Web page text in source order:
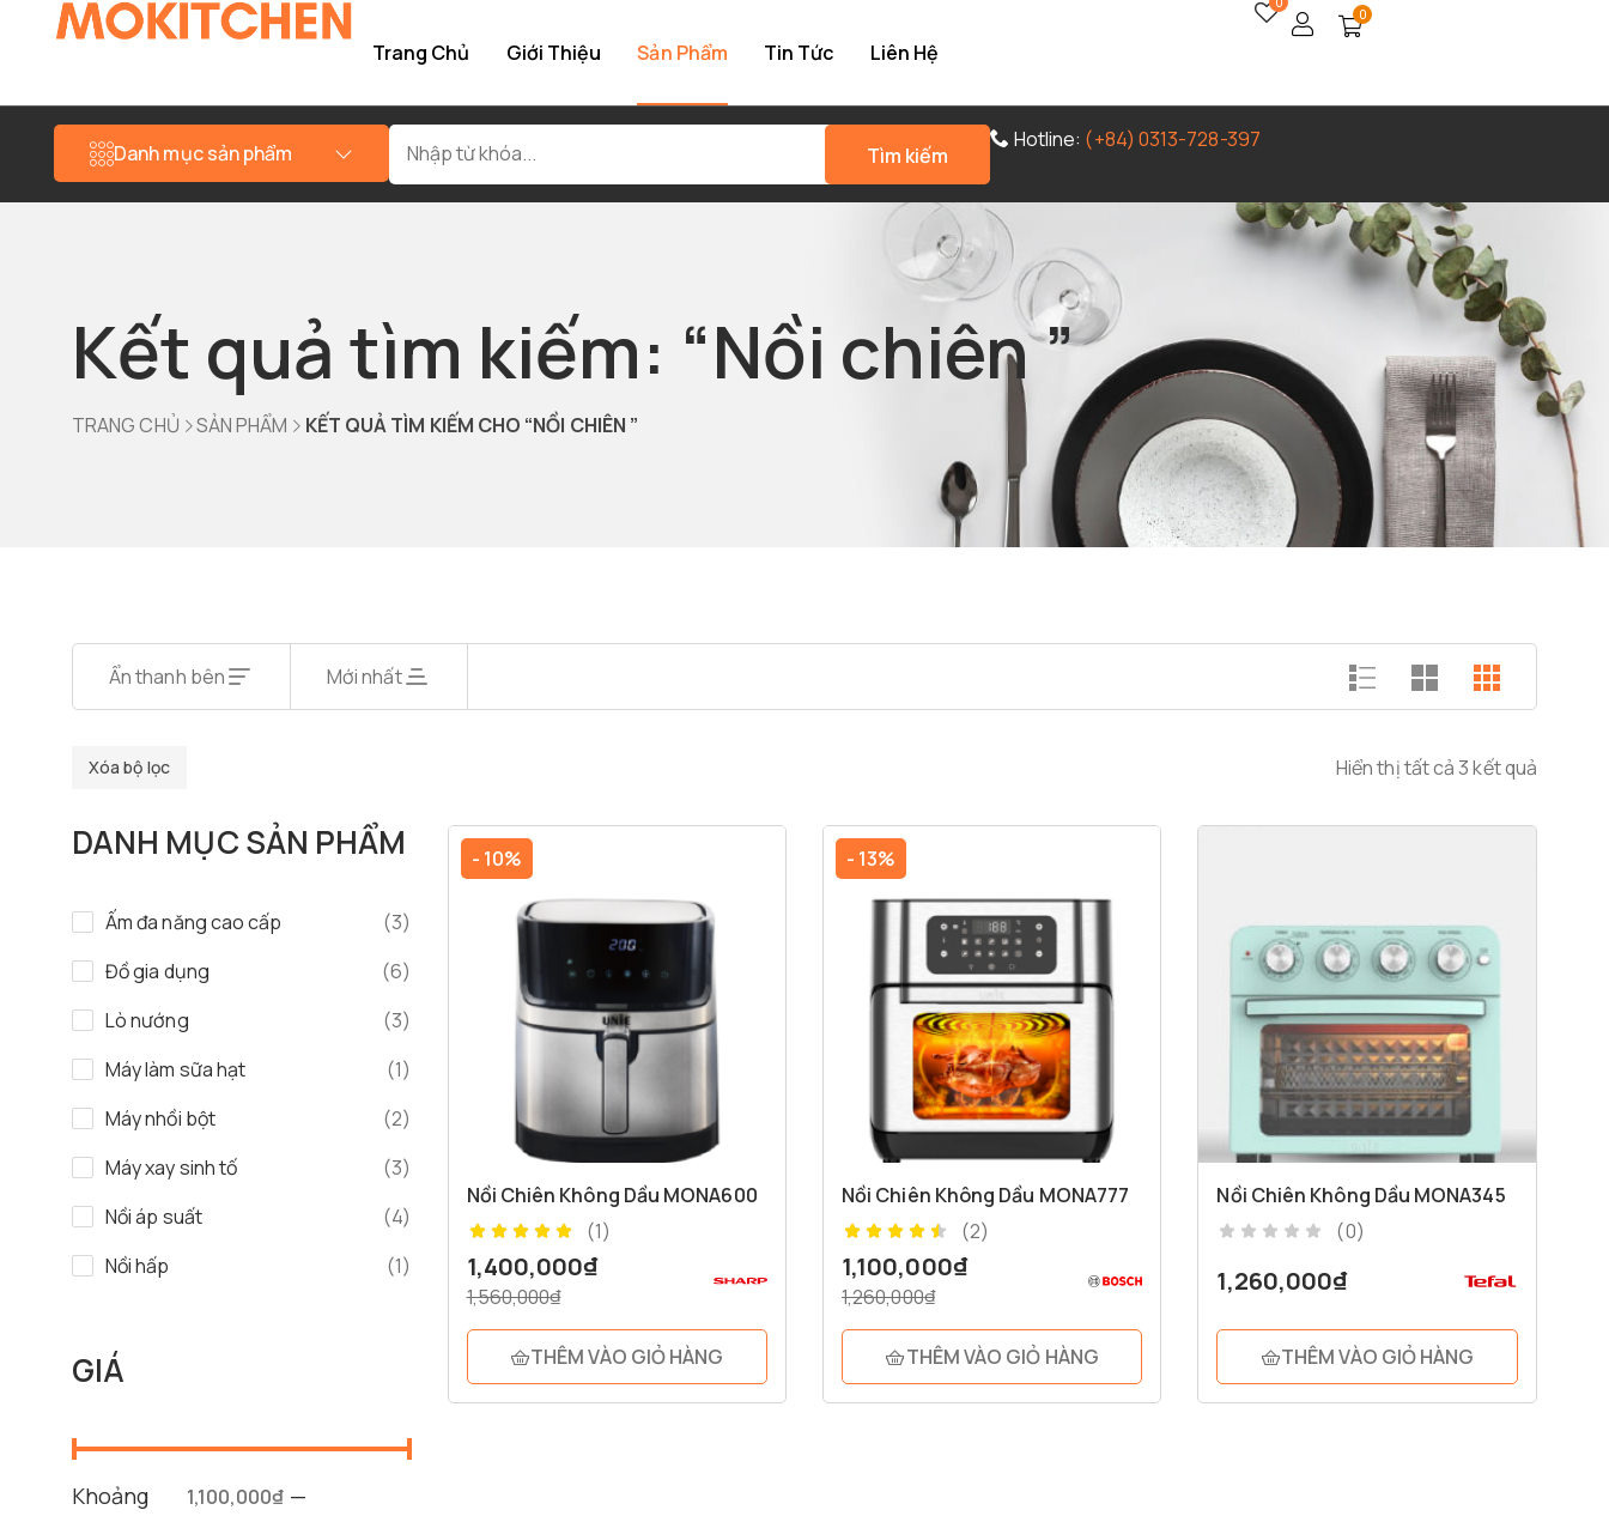
Trang Chủ Giới Thiệu Sản Phẩm Tin Tức Liên Hệ
0
Danh mục sản phẩm Tìm kiếm
Hotline: (+84) 0313-728-397
Kết quả tìm kiếm: “Nồi chiên ”
TRANG CHỦ SẢN PHẨM KẾT QUẢ TÌM KIẾM CHO “NỒI CHIÊN ”
Ẩn thanh bên Mới nhất
Xóa bộ lọc Hiển thị tất cả 3 kết quả
DANH MỤC SẢN PHẨM
Ấm đa năng cao cấp
(3)
Đồ gia dụng
(6)
Lò nướng
(3)
Máy làm sữa hạt
(1)
Máy nhồi bột
(2)
Máy xay sinh tố
(3)
Nồi áp suất
(4)
Nồi hấp
(1)
GIÁ
Khoảng
1,100,000₫ —
- 10%
Nồi Chiên Không Dầu MONA600
(1)
1,560,000₫
1,400,000₫
THÊM VÀO GIỎ HÀNG
- 13%
Nồi Chiên Không Dầu MONA777
(2)
1,260,000₫
1,100,000₫
THÊM VÀO GIỎ HÀNG
Nồi Chiên Không Dầu MONA345
(0)
1,260,000₫
THÊM VÀO GIỎ HÀNG